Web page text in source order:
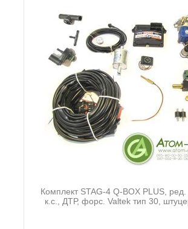
Комплект STAG-4 Q-BOX PLUS,
к.с., ДТР, форс. Valtek тип 30,